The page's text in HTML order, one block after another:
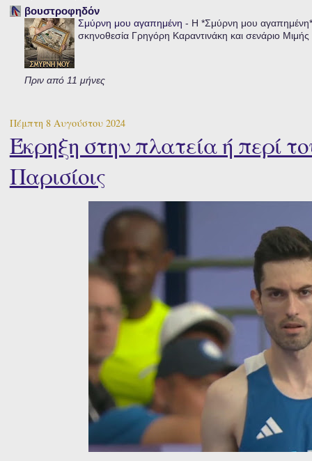
βουστροφηδόν
Σμύρνη μου αγαπημένη - Η *Σμύρνη μου αγαπημένη*
σκηνοθεσία Γρηγόρη Καραντινάκη και σενάριο Μιμής
Πριν από 11 μήνες
Πέμπτη 8 Αυγούστου 2024
Έκρηξη στην πλατεία ή περί
Παρισίοις